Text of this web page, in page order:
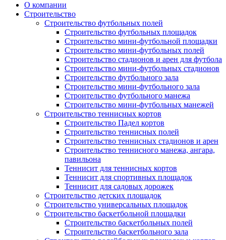
О компании
Строительство
Строительство футбольных полей
Строительство футбольных площадок
Строительство мини-футбольной площадки
Строительство мини-футбольных полей
Строительство стадионов и арен для футбола
Строительство мини-футбольных стадионов
Строительство футбольного зала
Строительство мини-футбольного зала
Строительство футбольного манежа
Строительство мини-футбольных манежей
Строительство теннисных кортов
Строительство Падел кортов
Строительство теннисных полей
Строительство теннисных стадионов и арен
Строительство теннисного манежа, ангара,
павильона
Теннисит для теннисных кортов
Теннисит для спортивных площадок
Теннисит для садовых дорожек
Строительство детских площадок
Строительство универсальных площадок
Строительство баскетбольной площадки
Строительство баскетбольных полей
Строительство баскетбольного зала